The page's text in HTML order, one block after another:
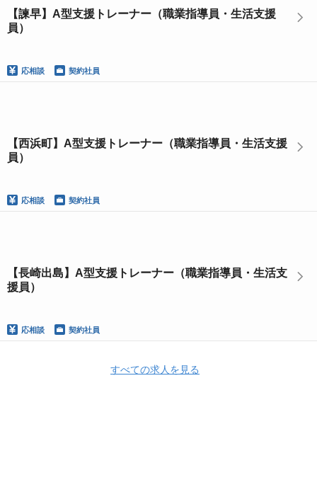
【諫早】A型支援トレーナー（職業指導員・生活支援
員）
応相談 契約社員
【西浜町】A型支援トレーナー（職業指導員・生活支援
員）
応相談 契約社員
【長崎出島】A型支援トレーナー（職業指導員・生活支
援員）
応相談 契約社員
すべての求人を見る